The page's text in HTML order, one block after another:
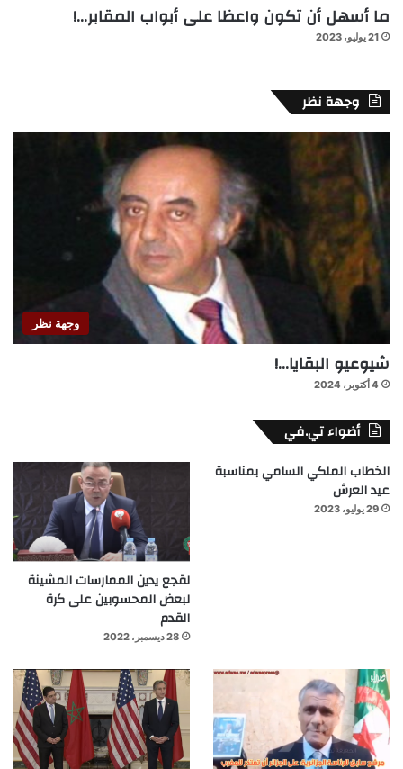
ما أسهل أن تكون واعظا على أبواب المقابر…!
21 يوليو، 2023
وجهة نظر
وجهة نظر
شيوعيو البقايا…!
4 أكتوبر، 2024
أضواء تي.في
الخطاب الملكي السامي بمناسبة
عيد العرش
29 يوليو، 2023
لقجع يدين الممارسات المشينة
لبعض المحسوبين على كرة
القدم
28 ديسمبر، 2022